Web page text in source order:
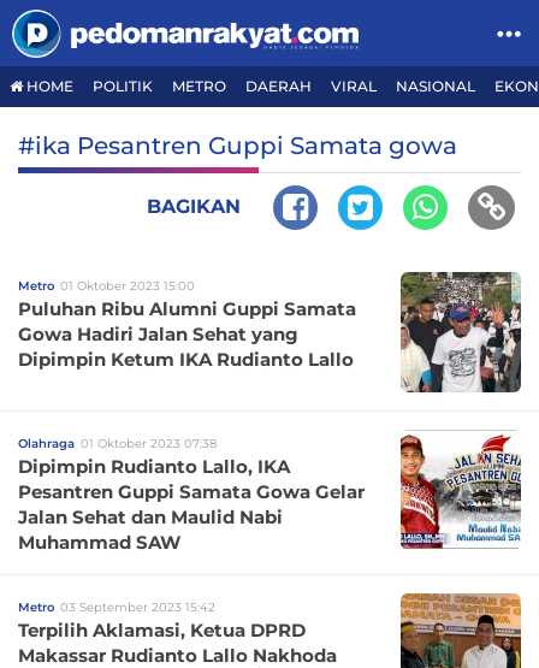
HOME POLITIK METRO DAERAH VIRAL NASIONAL
#ika Pesantren Guppi Samata gowa
BAGIKAN
Metro 01 Oktober 2023 15:00
Puluhan Ribu Alumni Guppi Samata
Gowa Hadiri Jalan Sehat yang
Dipimpin Ketum IKA Rudianto Lallo
Olahraga 01 Oktober 2023 07:38
Dipimpin Rudianto Lallo, IKA
Pesantren Guppi Samata Gowa Gelar
Jalan Sehat dan Maulid Nabi
Muhammad SAW
Metro 03 September 2023 15:42
Terpilih Aklamasi, Ketua DPRD
Makassar Rudianto Lallo Nakhoda